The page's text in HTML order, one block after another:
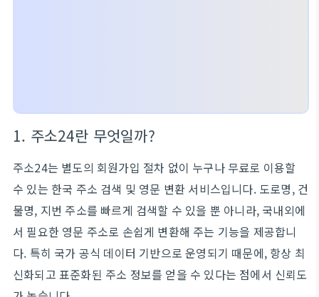
1. 주소24란 무엇일까?
주소24는 별도의 회원가입 절차 없이 누구나 무료로 이용할
수 있는 한국 주소 검색 및 영문 변환 서비스입니다. 도로명, 건
물명, 지번 주소를 빠르게 검색할 수 있을 뿐 아니라, 국내외에
서 필요한 영문 주소로 손쉽게 변환해 주는 기능을 제공합니
다. 특히 국가 공식 데이터 기반으로 운영되기 때문에, 항상 최
신화되고 표준화된 주소 정보를 얻을 수 있다는 점에서 신뢰도